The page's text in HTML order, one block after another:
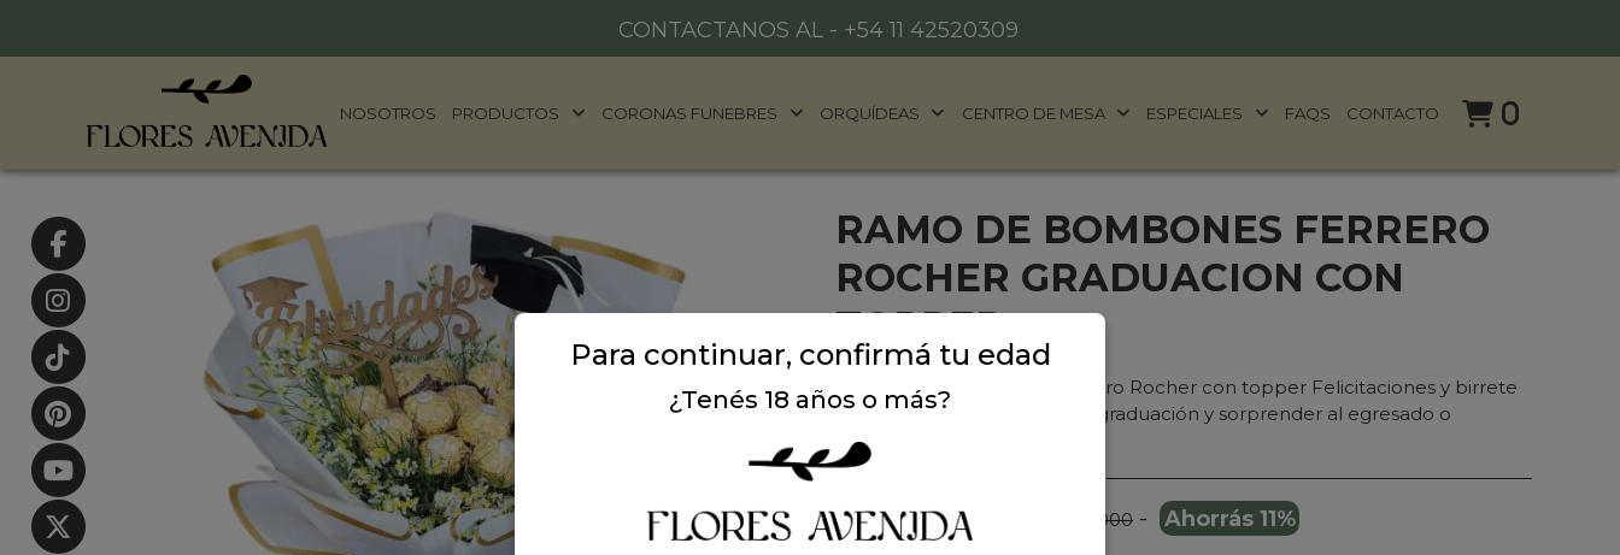
CONTACTANOS AL - +54 11 42520309
NOSOTROS PRODUCTOS CORONAS FUNEBRES ORQUÍDEAS CENTRO DE MESA ESPECIALES FAQS CONTACTO 0
RAMO DE BOMBONES FERRERO
ROCHER GRADUACION CON
TOPPER
Ramo de 12 bombones Ferrero Rocher con topper Felicitaciones y birrete
decorativo. Ideal para dia de graduación y sorprender al egresado o
graduado.
Precio: $ 79.000 $ 89.000 - Ahorrás 11%
Para continuar, confirmá tu edad
¿Tenés 18 años o más?